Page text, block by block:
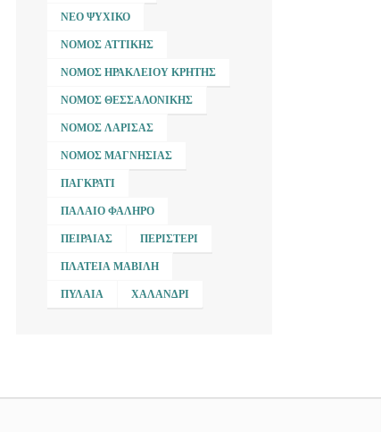
ΝΈΟ ΨΥΧΙΚΌ
ΝΟΜΌΣ ΑΤΤΙΚΉΣ
ΝΟΜΌΣ ΗΡΑΚΛΕΊΟΥ ΚΡΉΤΗΣ
ΝΟΜΌΣ ΘΕΣΣΑΛΟΝΊΚΗΣ
ΝΟΜΌΣ ΛΆΡΙΣΑΣ
ΝΟΜΌΣ ΜΑΓΝΗΣΊΑΣ
ΠΑΓΚΡΆΤΙ
ΠΑΛΑΙΌ ΦΆΛΗΡΟ
ΠΕΙΡΑΙΆΣ ΠΕΡΙΣΤΈΡΙ
ΠΛΑΤΕΊΑ ΜΑΒΊΛΗ
ΠΥΛΑΊΑ ΧΑΛΆΝΔΡΙ